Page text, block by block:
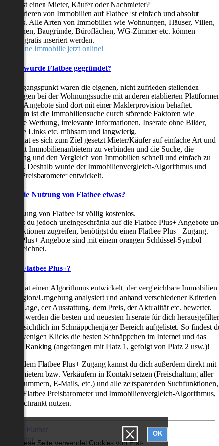
Diese Seite verwendet Cookies von Erst-
OK
suchst einen Mieter, Käufer oder Nachmieter?
Inserieren von Immobilien auf Flatbee ist einfach und absolut
Alle Arten von Immobilien wie Wohnungen, Häuser, Villen,
Baugründe, Büroflächen, WG-Zimmer etc. können
gratis inseriert werden.
deine Immobilie jetzt online!
wurde Flatbee gegründet?
Ausgangspunkt waren die eigenen, nicht zufrieden stellenden
bei der Wohnungssuche mit anderen etablierten
alle Angebote sind dort mit einer Maklerprovision behaftet.
ist die Immobiliensuche durch störende Faktoren wie
Werbung, irrelevante Informationen, Inserate ohne Bilder,
Links etc. mühsam und langwierig.
hat es sich zum Ziel gesetzt Mieter/Käufer auf einfache Art und
mit Immobilienanbietern zu verbinden und die Suche, die
und den Vergleich von Immobilien schnell und einfach zu
Deshalb wurde der Immobilienvergleich-Algorithmus und
Preisbarometer entwickelt.
die Nutzung von Flatbee etwas?
Nutzung von Flatbee ist völlig kostenlos.
du jedoch uneingeschränkt auf die Flatbee Plus+ Angebote
zugreifen, benötigst du einen Flatbee Plus+ Zugang.
Plus+ Angebote sind mit einem orangen Schlüssel-Symbol
ist Flatbee Plus+?
hat einen Algorithmus entwickelt, der vergleichbare Immobilien
Region/Umgebung analysiert und anhand verschiedener Kriterien
der Lage, der Ausstattung, dem Preis, der Aktualität etc. bewertet.
werden die besten und neuesten Inserate für dich
übersichtlich im Schnäppchenjäger Bereich aufgelistet. So findest
nur wenigen Klicks die besten Schnäppchen im Internet und das
als Ranking (angefangen mit Platz 1, gefolgt von Platz 2 usw.)!
mit dem Flatbee Plus+ Zugang kannst du dich außerdem direkt mit
Vermietern bzw. Verkäufern in Kontakt setzen (Freischaltung aller
E-Mails, etc.) und alle zeitsparenden Suchfunktionen,
den Flatbee Preisbarometer und Immobilienvergleich-Algorithmus,
nutzen.
Über Flatbee
Kontakt